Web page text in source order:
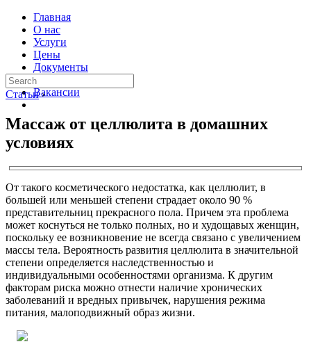
Главная
О нас
Услуги
Цены
Документы
Контакты
Вакансии
Статьи ›
Массаж от целлюлита в домашних
условиях
От такого косметического недостатка, как целлюлит, в
большей или меньшей степени страдает около 90 %
представительниц прекрасного пола. Причем эта проблема
может коснуться не только полных, но и худощавых женщин,
поскольку ее возникновение не всегда связано с увеличением
массы тела. Вероятность развития целлюлита в значительной
степени определяется наследственностью и
индивидуальными особенностями организма. К другим
факторам риска можно отнести наличие хронических
заболеваний и вредных привычек, нарушения режима
питания, малоподвижный образ жизни.